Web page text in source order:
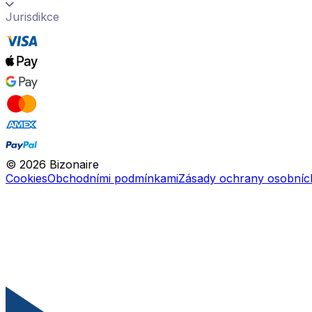
Jurisdikce
© 2026 Bizonaire
CookiesObchodními podmínkamiZásady ochrany